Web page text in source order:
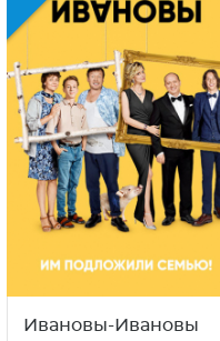
Ивановы-Ивановы